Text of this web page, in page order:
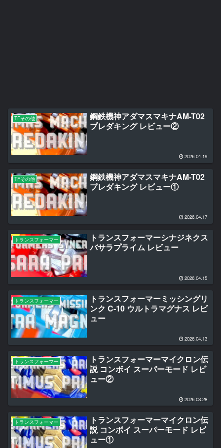
TFその他
鋼鉄機神アダマスマキナAM-T02
プレダキング レビュー②
2026.04.19
TFその他
鋼鉄機神アダマスマキナAM-T02
プレダキング レビュー①
2026.04.17
トランスフォーマー
トランスフォーマーシナジネクス
バサラプライム レビュー
2026.04.15
トランスフォーマー
トランスフォーマーミッシングリ
ンク C-10 ウルトラマグナス レビ
ュー
2026.04.13
トランスフォーマー
トランスフォーマーマイクロン伝
説 コンボイ スーパーモード レビ
ュー②
2026.03.28
トランスフォーマー
トランスフォーマーマイクロン伝
説 コンボイ スーパーモード レビ
ュー①